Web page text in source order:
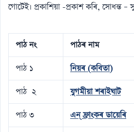
গােটেই। প্রকাশিয়া -প্ৰকাশ কৰি, সােধন্ত
পাঠ নং পাঠৰ নাম
পাঠ ১ নিয়ৰ (কবিতা)
পাঠ ২ যুগমীয়া শৰাইঘাট
পাঠ ৩ এন্ ফ্রাংকৰ ডায়েৰি